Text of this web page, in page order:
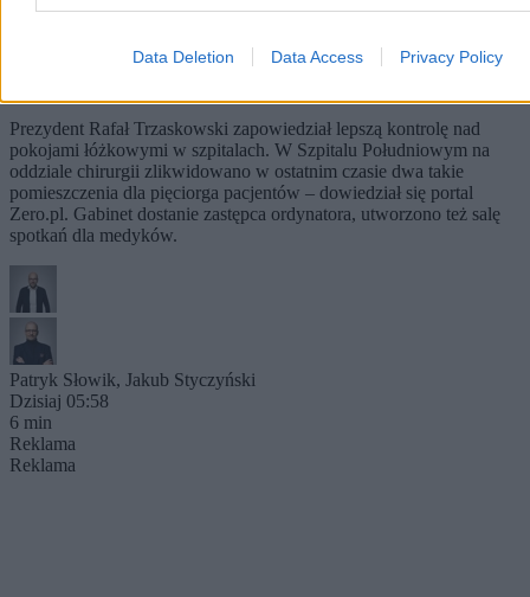
Data Deletion Data Access Privacy Policy
lekarzy. Ujawniamy zmiany w Szpitalu
Prezydent Rafał Trzaskowski zapowiedział lepszą kontrolę nad
pokojami łóżkowymi w szpitalach. W Szpitalu Południowym na
oddziale chirurgii zlikwidowano w ostatnim czasie dwa takie
pomieszczenia dla pięciorga pacjentów – dowiedział się portal
Zero.pl. Gabinet dostanie zastępca ordynatora, utworzono też salę
spotkań dla medyków.
Patryk Słowik, Jakub Styczyński
Dzisiaj 05:58
6 min
Reklama
Reklama